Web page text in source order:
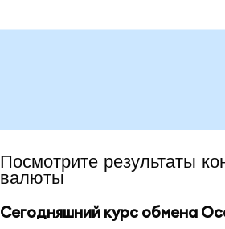
Посмотрите
валюты
Сегодняшний курс обмена